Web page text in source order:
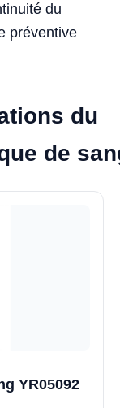
du
préventive
du
de
YR05092